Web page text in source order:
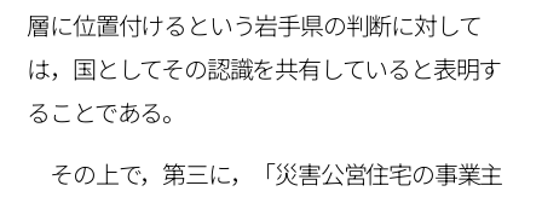
層に位置付けるという岩手県の判断に対して
は，国としてその認識を共有していると表明す
ることである。
その上で，第三に，「災害公営住宅の事業主